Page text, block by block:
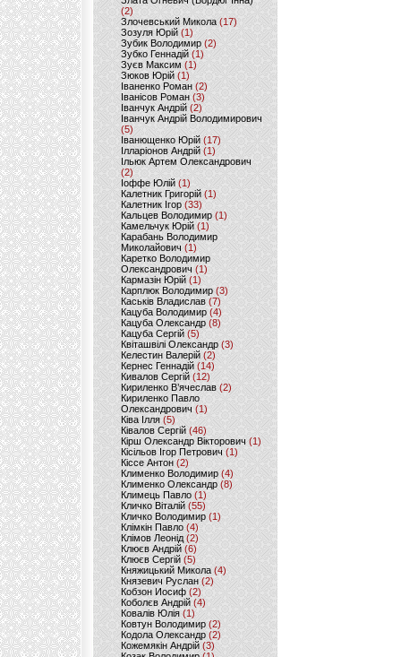
(2)
Злочевський Микола(17)
Зозуля Юрій (1)
Зубик Володимир (2)
Зубко Геннадій (1)
Зуєв Максим(1)
Зюков Юрій (1)
Іваненко Роман (2)
Іванісов Роман (3)
Іванчук Андрій(2)
Іванчук Андрій Володимирович
(5)
Іванющенко Юрій (17)
Ілларіонов Андрій (1)
Ільюк Артем Олександрович
(2)
Іоффе Юлій (1)
Калетник Григорій(1)
Калетник Ігор (33)
Кальцев Володимир(1)
Камельчук Юрій (1)
Карабань Володимир
Миколайович (1)
Каретко Володимир
Олександрович (1)
Кармазін Юрій(1)
Карплюк Володимир(3)
Каськів Владислав (7)
Кацуба Володимир (4)
Кацуба Олександр (8)
Кацуба Сергій (5)
Квіташвілі Олександр(3)
Келестин Валерій(2)
Кернес Геннадій (14)
Кивалов Сергій (12)
Кириленко В’ячеслав (2)
Кириленко Павло
Олександрович (1)
Ківа Ілля (5)
Ківалов Сергій(46)
Кірш Олександр Вікторович (1)
Кісільов Ігор Петрович (1)
Кіссе Антон (2)
Клименко Володимир(4)
Клименко Олександр (8)
Климець Павло (1)
Кличко Віталій(55)
Кличко Володимир (1)
Клімкін Павло (4)
Клімов Леонід(2)
Клюєв Андрій(6)
Клюєв Сергій (5)
Княжицький Микола(4)
Князевич Руслан (2)
Кобзон Иосиф(2)
Коболєв Андрій (4)
Ковалів Юлія(1)
Ковтун Володимир (2)
Кодола Олександр (2)
Кожемякін Андрій (3)